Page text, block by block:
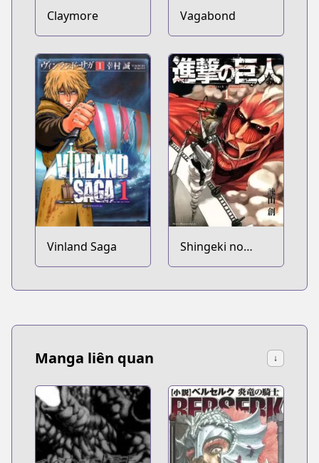
Claymore Vagabond
Vinland Saga
Shingeki no
Kyojin
Manga liên quan ↓